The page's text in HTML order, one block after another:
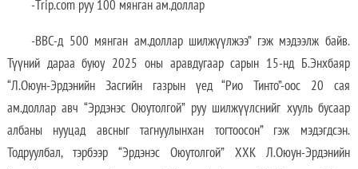
-Trip.com руу 100 мянган ам.доллар
-BBC-д 500 мянган ам.доллар шилжүүлжээ” гэж мэдээлж байв.
Түүний дараа буюу 2025 оны аравдугаар сарын 15-нд Б.Энхбаяр
“Л.Оюун-Эрдэнийн Засгийн газрын үед “Рио Тинто”-оос 20 сая
ам.доллар авч “Эрдэнэс Оюутолгой” руу шилжүүлснийг хууль бусаар
албаны нууцад авсныг тагнуулынхан тогтоосон” гэж мэдэгдсэн.
Тодруулбал, тэрбээр “Эрдэнэс Оюутолгой” ХХК Л.Оюун-Эрдэнийн